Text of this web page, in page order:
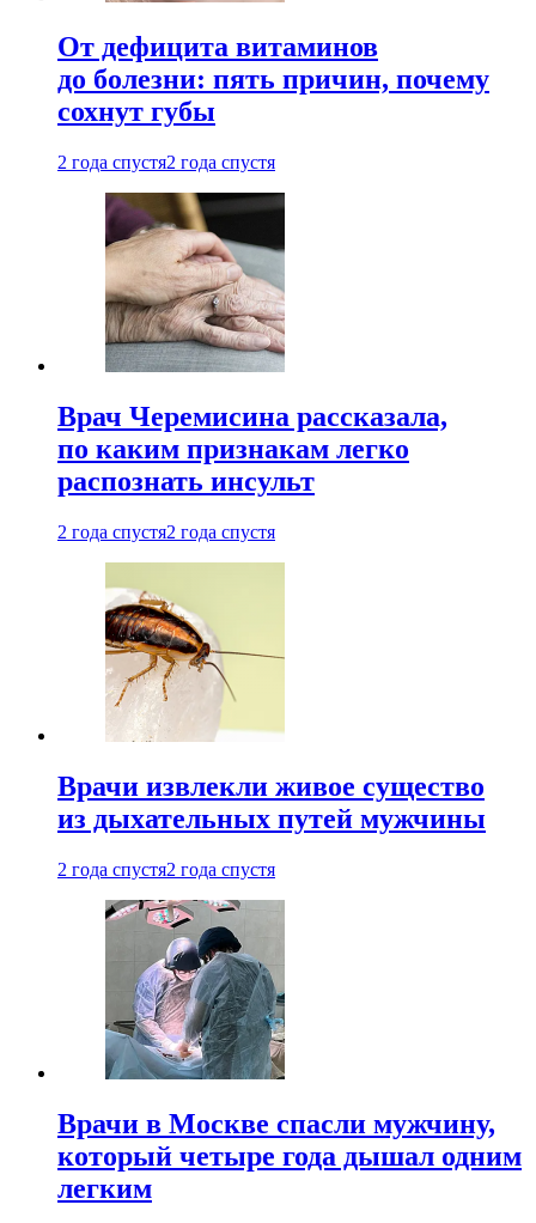
От дефицита витаминов
до болезни: пять причин, почему
сохнут губы
2 года спустя2 года спустя
Врач Черемисина рассказала,
по каким признакам легко
распознать инсульт
2 года спустя2 года спустя
Врачи извлекли живое существо
из дыхательных путей мужчины
2 года спустя2 года спустя
Врачи в Москве спасли мужчину,
который четыре года дышал одним
легким